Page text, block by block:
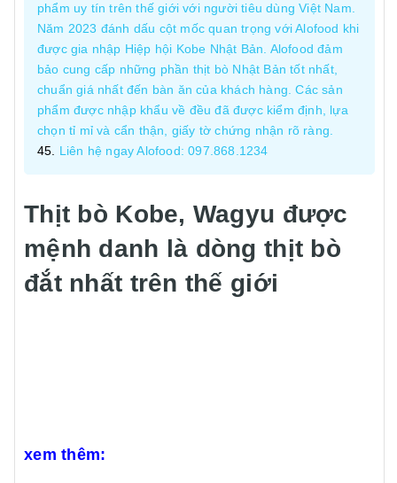
phẩm uy tín trên thế giới với người tiêu dùng Việt Nam.
Năm 2023 đánh dấu cột mốc quan trọng với Alofood khi
được gia nhập Hiệp hội Kobe Nhật Bản. Alofood đảm
bảo cung cấp những phần thịt bò Nhật Bản tốt nhất,
chuẩn giá nhất đến bàn ăn của khách hàng. Các sản
phẩm được nhập khẩu về đều đã được kiểm định, lựa
chọn tỉ mỉ và cẩn thận, giấy tờ chứng nhận rõ ràng.
Liên hệ ngay Alofood: 097.868.1234
Thịt bò Kobe, Wagyu được
mệnh danh là dòng thịt bò
đắt nhất trên thế giới
xem thêm: